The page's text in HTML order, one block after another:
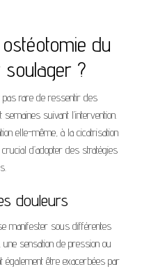
du
soulager ?
pas rare de ressentir des
suivant l’intervention.
elle-même, à la cicatrisation
d’adopter des stratégies
douleurs
manifester sous différentes
sensation de pression ou
également être exacerbées par